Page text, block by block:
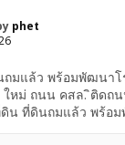
phet
มแล้ว พร้อมพัฒนาโ
หม่ ถนน คสล. ิติดถ
น ที่ดินถมแล้ว พร้อ